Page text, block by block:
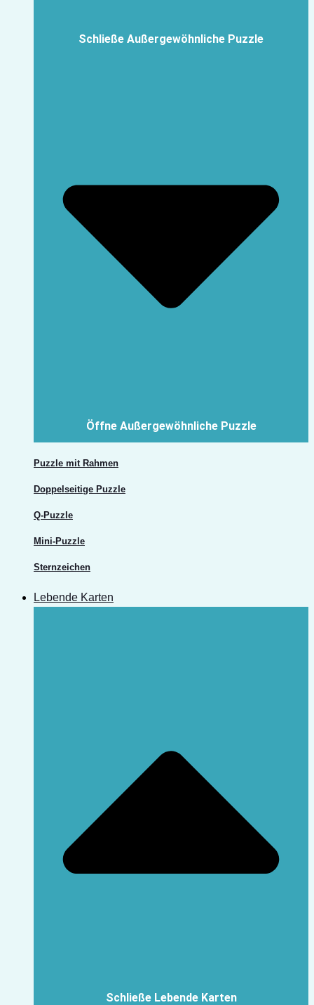
Schließe Außergewöhnliche Puzzle
Öffne Außergewöhnliche Puzzle
Puzzle mit Rahmen
Doppelseitige Puzzle
Q-Puzzle
Mini-Puzzle
Sternzeichen
Lebende Karten
Schließe Lebende Karten